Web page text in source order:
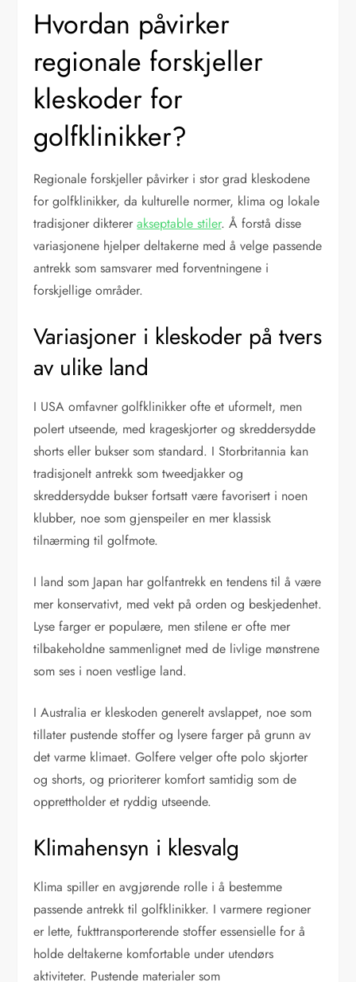
Hvordan påvirker
regionale forskjeller
kleskoder for
golfklinikker?
Regionale forskjeller påvirker i stor grad kleskodene
for golfklinikker, da kulturelle normer, klima og lokale
tradisjoner diktererakseptable stiler. Å forstå disse
variasjonene hjelper deltakerne med å velge passende
antrekk som samsvarer med forventningene i
forskjellige områder.
Variasjoner i kleskoder på tvers
av ulike land
I USA omfavner golfklinikker ofte et uformelt, men
polert utseende, med krageskjorter og skreddersydde
shorts eller bukser som standard. I Storbritannia kan
tradisjonelt antrekk som tweedjakker og
skreddersydde bukser fortsatt være favorisert i noen
klubber, noe som gjenspeiler en mer klassisk
tilnærming til golfmote.
I land som Japan har golfantrekk en tendens til å være
mer konservativt, med vekt på orden og beskjedenhet.
Lyse farger er populære, men stilene er ofte mer
tilbakeholdne sammenlignet med de livlige mønstrene
som ses i noen vestlige land.
I Australia er kleskoden generelt avslappet, noe som
tillater pustende stoffer og lysere farger på grunn av
det varme klimaet. Golfere velger ofte polo skjorter
og shorts, og prioriterer komfort samtidig som de
opprettholder et ryddig utseende.
Klimahensyn i klesvalg
Klima spiller en avgjørende rolle i å bestemme
passende antrekk til golfklinikker. I varmere regioner
er lette, fukttransporterende stoffer essensielle for å
holde deltakerne komfortable under utendørs
aktiviteter. Pustende materialer som